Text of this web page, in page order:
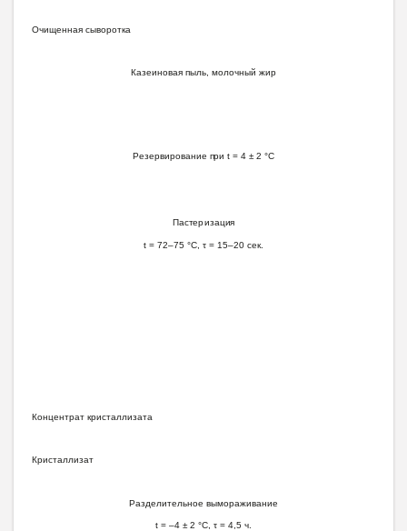
Очищенная сыворотка
Казеиновая пыль, молочный жир
Резервирование приt = 4 ± 2°С
Пастеризация
t = 72–75 °C, τ = 15–20 сек.
Концентрат кристаллизата
Кристаллизат
Разделительное вымораживание
t = –4 ± 2 °С, τ = 4,5 ч.